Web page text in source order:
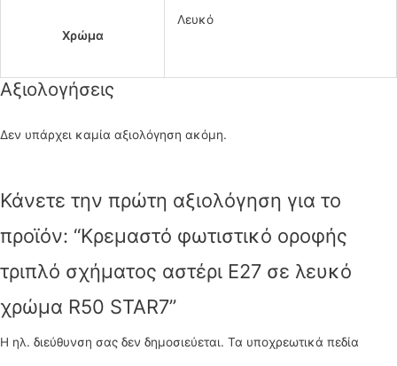
Χρώμα
Λευκό
Αξιολογήσεις
Δεν υπάρχει καμία αξιολόγηση ακόμη.
Κάνετε την πρώτη αξιολόγηση για το
προϊόν: “Κρεμαστό φωτιστικό οροφής
τριπλό σχήματος αστέρι Ε27 σε λευκό
χρώμα R50 STAR7”
Η ηλ. διεύθυνση σας δεν δημοσιεύεται. Τα υποχρεωτικά πεδία